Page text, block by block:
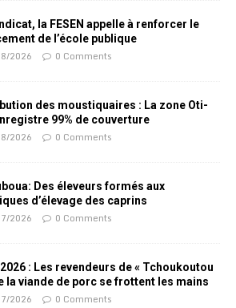
la FESEN appelle à renforcer le
de l’école publique
2026 0 Comments
des moustiquaires : La zone Oti-
99% de couverture
2026 0 Comments
Des éleveurs formés aux
d’élevage des caprins
2026 0 Comments
2026 : Les revendeurs de « Tchoukoutou
la viande de porc se frottent les mains
2026 0 Comments